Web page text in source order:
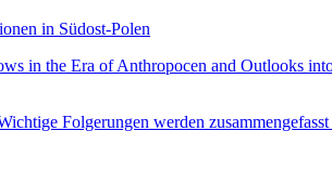
in Südost-Polen
in the Era of Anthropocen and Outlooks
Folgerungen werden